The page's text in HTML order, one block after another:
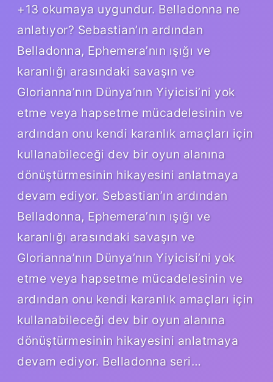
+13 okumaya uygundur. Belladonna ne
anlatıyor? Sebastian’ın ardından
Belladonna, Ephemera’nın ışığı ve
karanlığı arasındaki savaşın ve
Glorianna’nın Dünya’nın Yiyicisi’ni yok
etme veya hapsetme mücadelesinin ve
ardından onu kendi karanlık amaçları için
kullanabileceği dev bir oyun alanına
dönüştürmesinin hikayesini anlatmaya
devam ediyor. Sebastian’ın ardından
Belladonna, Ephemera’nın ışığı ve
karanlığı arasındaki savaşın ve
Glorianna’nın Dünya’nın Yiyicisi’ni yok
etme veya hapsetme mücadelesinin ve
ardından onu kendi karanlık amaçları için
kullanabileceği dev bir oyun alanına
dönüştürmesinin hikayesini anlatmaya
devam ediyor. Belladonna seri…